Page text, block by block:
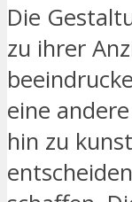
Die
zu ihrer
eine
hin zu